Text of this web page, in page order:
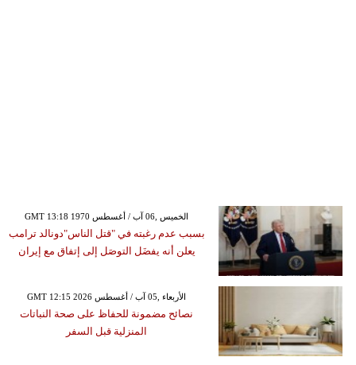
GMT 13:18 1970 الخميس ,06 آب / أغسطس
بسبب عدم رغبته في "قتل الناس"دونالد ترامب
يعلن أنه يفضَل التوصَل إلى إتفاق مع إيران
GMT 12:15 2026 الأربعاء ,05 آب / أغسطس
نصائح مضمونة للحفاظ على صحة النباتات
المنزلية قبل السفر